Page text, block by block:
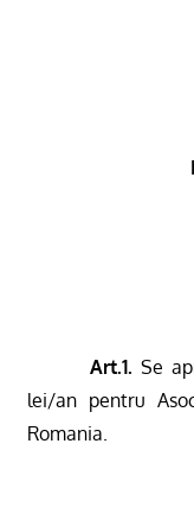
Art.1. Se
lei/an pentru
Romania